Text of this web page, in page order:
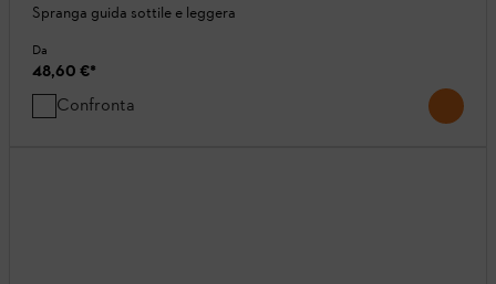
Spranga guida sottile e leggera
Da
48,60 €*
Confronta